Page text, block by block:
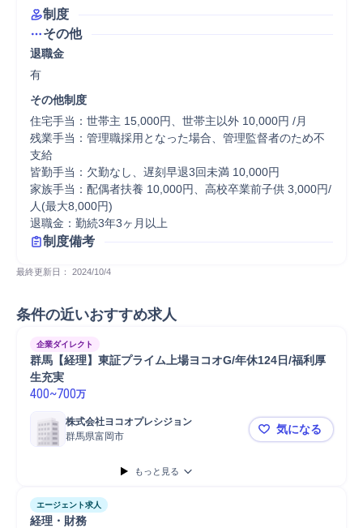
制度
その他
退職金
有
その他制度
住宅手当：世帯主 15,000円、世帯主以外 10,000円 /月
残業手当：管理職採用となった場合、管理監督者のため不
支給
皆勤手当：欠勤なし、遅刻早退3回未満 10,000円
家族手当：配偶者扶養 10,000円、高校卒業前子供 3,000円/
人(最大8,000円)
退職金：勤続3年3ヶ月以上
制度備考
最終更新日： 2024/10/4
条件の近いおすすめ求人
企業ダイレクト
群馬【経理】東証プライム上場ヨコオG/年休124日/福利厚
生充実
400~700万
株式会社ヨコオプレシジョン
群馬県富岡市
群馬【経理
気になる
もっと見る
エージェント求人
経理・財務